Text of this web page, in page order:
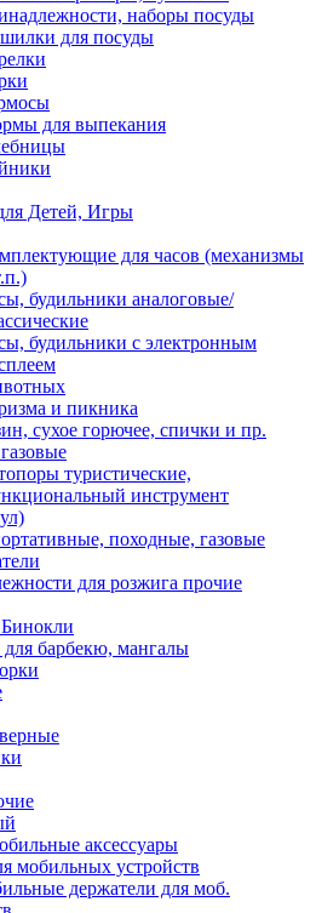
наборы посуды
для посуды
для выпекания
Детей, Игры
для часов (механизмы
будильники аналоговые/
будильники с электронным
и пикника
сухое горючее, спички и пр.
туристические,
инструмент
походные, газовые
для розжига прочие
барбекю, мангалы
аксессуары
мобильных устройств
держатели для моб.